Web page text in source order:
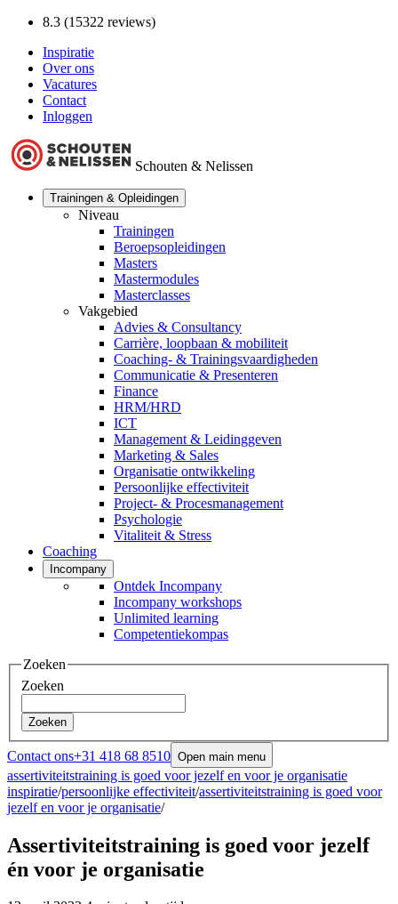
8.3 (15322 reviews)
Inspiratie
Over ons
Vacatures
Contact
Inloggen
Schouten & Nelissen
Trainingen & Opleidingen
Niveau
Trainingen
Beroepsopleidingen
Masters
Mastermodules
Masterclasses
Vakgebied
Advies & Consultancy
Carrière, loopbaan & mobiliteit
Coaching- & Trainingsvaardigheden
Communicatie & Presenteren
Finance
HRM/HRD
ICT
Management & Leidinggeven
Marketing & Sales
Organisatie ontwikkeling
Persoonlijke effectiviteit
Project- & Procesmanagement
Psychologie
Vitaliteit & Stress
Coaching
Incompany
Ontdek Incompany
Incompany workshops
Unlimited learning
Competentiekompas
Zoeken
Zoeken
Zoeken
Contact ons+31 418 68 8510 Open main menu
assertiviteitstraining is goed voor jezelf en voor je organisatie
inspiratie/persoonlijke effectiviteit/assertiviteitstraining is goed voor
jezelf en voor je organisatie/
Assertiviteitstraining is goed voor jezelf
én voor je organisatie